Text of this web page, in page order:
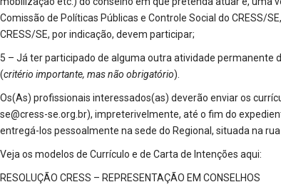
Comissão de Políticas Públicas e Controle Social do CRESS/
CRESS/SE, por indicação, devem participar;
5 – Já ter participado de alguma outra atividade permanente
(critério importante, mas não obrigatório).
Os(As) profissionais interessados(as) deverão enviar os
se@cress-se.org.br), impreterivelmente, até o fim do
entregá-los pessoalmente na sede do Regional, situada na
Veja os modelos de Currículo e de Carta de Intenções aqui:
RESOLUÇÃO CRESS – REPRESENTAÇÃO EM CONSELHOS